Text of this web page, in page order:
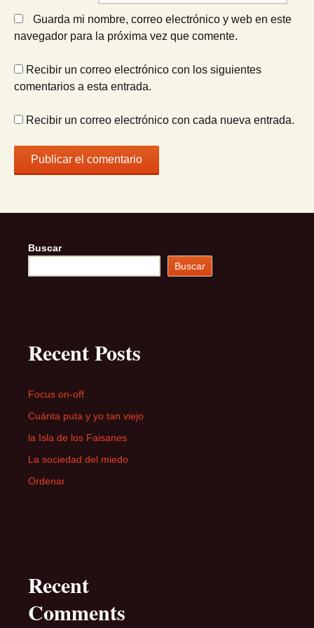
Guarda mi nombre, correo electrónico y web en este
navegador para la próxima vez que comente.
Recibir un correo electrónico con los siguientes
comentarios a esta entrada.
Recibir un correo electrónico con cada nueva entrada.
Buscar
Buscar
Recent Posts
Focus on-off
Cuánta puta y yo tan viejo
la Isla de los Faisanes
La sociedad del miedo
Ordenar
Recent
Comments